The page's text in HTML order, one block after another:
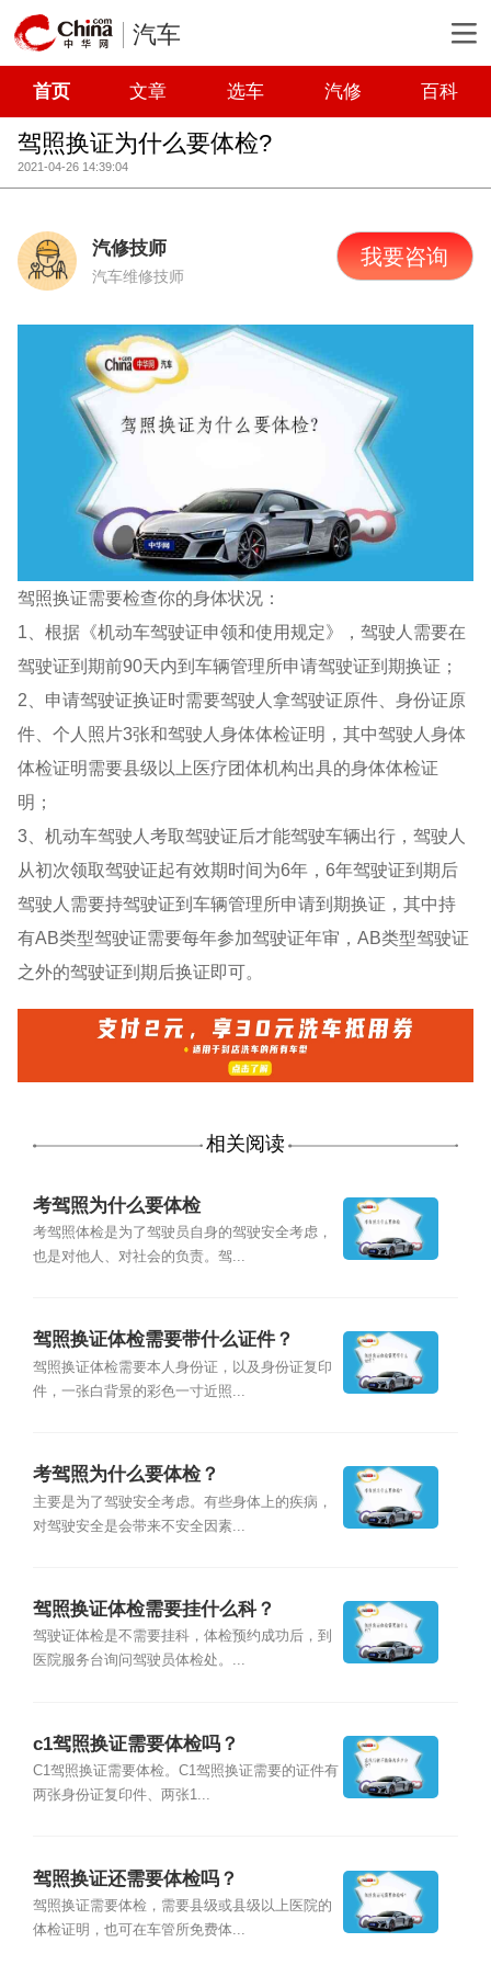
汽车
首页 文章 选车 汽修 百科
驾照换证为什么要体检?
2021-04-26 14:39:04
汽修技师
汽车维修技师
我要咨询
驾照换证需要检查你的身体状况：
1、根据《机动车驾驶证申领和使用规定》，驾驶人需要在
驾驶证到期前90天内到车辆管理所申请驾驶证到期换证；
2、申请驾驶证换证时需要驾驶人拿驾驶证原件、身份证原
件、个人照片3张和驾驶人身体体检证明，其中驾驶人身体
体检证明需要县级以上医疗团体机构出具的身体体检证
明；
3、机动车驾驶人考取驾驶证后才能驾驶车辆出行，驾驶人
从初次领取驾驶证起有效期时间为6年，6年驾驶证到期后
驾驶人需要持驾驶证到车辆管理所申请到期换证，其中持
有AB类型驾驶证需要每年参加驾驶证年审，AB类型驾驶证
之外的驾驶证到期后换证即可。
相关阅读
考驾照为什么要体检
考驾照体检是为了驾驶员自身的驾驶安全考虑，
也是对他人、对社会的负责。驾...
驾照换证体检需要带什么证件？
驾照换证体检需要本人身份证，以及身份证复印
件，一张白背景的彩色一寸近照...
考驾照为什么要体检？
主要是为了驾驶安全考虑。有些身体上的疾病，
对驾驶安全是会带来不安全因素...
驾照换证体检需要挂什么科？
驾驶证体检是不需要挂科，体检预约成功后，到
医院服务台询问驾驶员体检处。...
c1驾照换证需要体检吗？
C1驾照换证需要体检。C1驾照换证需要的证件有
两张身份证复印件、两张1...
驾照换证还需要体检吗？
驾照换证需要体检，需要县级或县级以上医院的
体检证明，也可在车管所免费体...